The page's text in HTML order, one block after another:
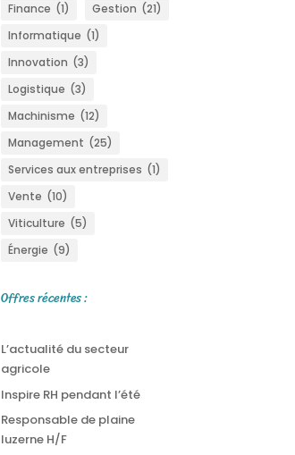
Finance (1) Gestion (21)
Informatique (1)
Innovation (3)
Logistique (3)
Machinisme (12)
Management (25)
Services aux entreprises (1)
Vente (10)
Viticulture (5)
Énergie (9)
Offres récentes :
L’actualité du secteur
agricole
Inspire RH pendant l’été
Responsable de plaine
luzerne H/F